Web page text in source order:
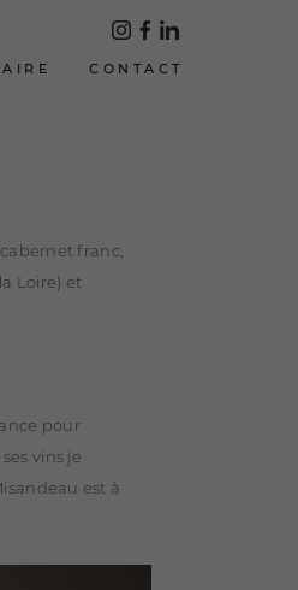
CONTACT
franc,
Loire) et
pour
vins je
est à